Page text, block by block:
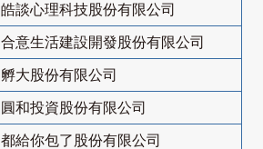
皓談心理科技股份有限公司
合意生活建設開發股份有限公司
孵大股份有限公司
圓和投資股份有限公司
都給你包了股份有限公司